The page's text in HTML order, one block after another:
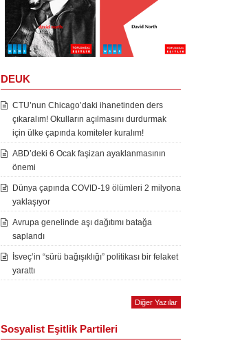
DEUK
CTU’nun Chicago’daki ihanetinden ders
çıkaralım! Okulların açılmasını durdurmak
için ülke çapında komiteler kuralım!
ABD’deki 6 Ocak faşizan ayaklanmasının
önemi
Dünya çapında COVID-19 ölümleri 2 milyona
yaklaşıyor
Avrupa genelinde aşı dağıtımı batağa
saplandı
İsveç’in “sürü bağışıklığı” politikası bir felaket
yarattı
Diğer Yazılar
Sosyalist Eşitlik Partileri